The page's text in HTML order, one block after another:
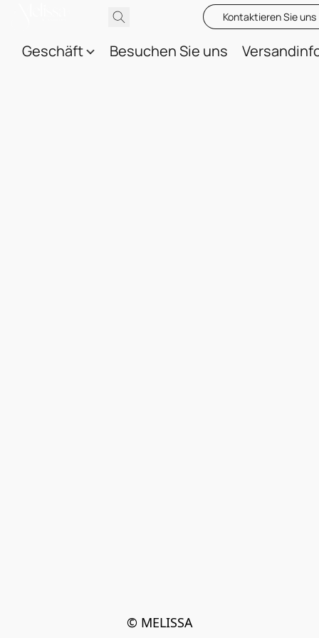
Kontaktieren Sie uns
Geschäft Besuchen Sie uns
© MELISSA